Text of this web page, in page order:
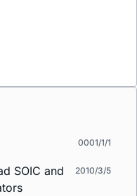
0001/1/1
SOIC and
2010/3/5